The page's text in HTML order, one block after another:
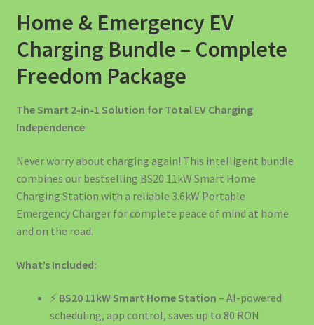
Alegere
Checkout
Confort și Organizare
Contact us
Cookie Policy
Completă EV și Casă
5.058,00 lei.4.499,00 lei.
Home & Emergency EV
Charging Bundle – Complete
Freedom Package
The Smart 2-in-1 Solution for Total EV Charging
Independence
Never worry about charging again! This intelligent bundle
combines our bestselling BS20 11kW Smart Home
Charging Station with a reliable 3.6kW Portable
Emergency Charger for complete peace of mind at home
and on the road.
What’s Included:
⚡ BS20 11kW Smart Home Station – AI-powered
scheduling, app control, saves up to 80 RON